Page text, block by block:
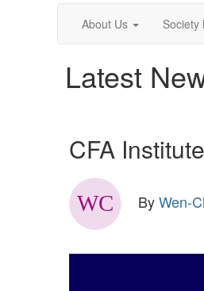
About Us Society
Latest
CFA
ByWen-